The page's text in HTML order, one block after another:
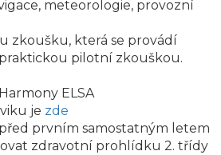
meteorologie, provozní
zkoušku, která se provádí
pilotní zkouškou.
ELSA
je zde
prvním samostatným letem
zdravotní prohlídku 2. třídy